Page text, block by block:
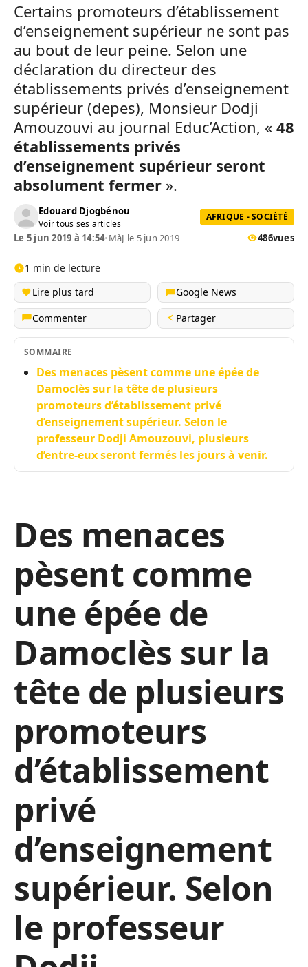
Certains promoteurs d’établissement
d’enseignement supérieur ne sont pas
au bout de leur peine. Selon une
déclaration du directeur des
établissements privés d’enseignement
supérieur (depes), Monsieur Dodji
Amouzouvi au journal Educ’Action, « 48
établissements privés
d’enseignement supérieur seront
absolument fermer ».
Edouard Djogbénou
Voir tous ses articles
AFRIQUE - SOCIÉTÉ
Le 5 jun 2019 à 14:54•MàJ le 5 jun 2019 486vues
1 min de lecture
Lire plus tard
Google News
Commenter
Partager
SOMMAIRE
Des menaces pèsent comme une épée de
Damoclès sur la tête de plusieurs
promoteurs d’établissement privé
d’enseignement supérieur. Selon le
professeur Dodji Amouzouvi, plusieurs
d’entre-eux seront fermés les jours à venir.
Des menaces
pèsent comme
une épée de
Damoclès sur la
tête de plusieurs
promoteurs
d’établissement
privé
d’enseignement
supérieur. Selon
le professeur